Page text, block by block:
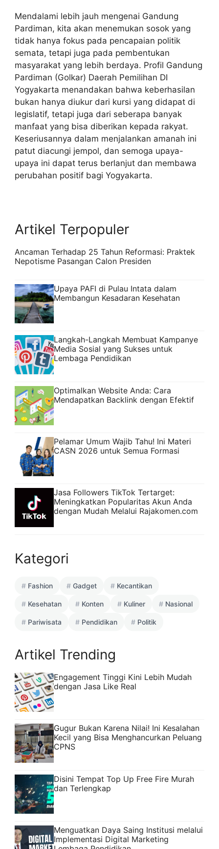
Mendalami lebih jauh mengenai Gandung
Pardiman, kita akan menemukan sosok yang
tidak hanya fokus pada pencapaian politik
semata, tetapi juga pada pembentukan
masyarakat yang lebih berdaya. Profil Gandung
Pardiman (Golkar) Daerah Pemilihan DI
Yogyakarta menandakan bahwa keberhasilan
bukan hanya diukur dari kursi yang didapat di
legislatif, tetapi juga dari seberapa banyak
manfaat yang bisa diberikan kepada rakyat.
Keseriusannya dalam menjalankan amanah ini
patut diacungi jempol, dan semoga upaya-
upaya ini dapat terus berlanjut dan membawa
perubahan positif bagi Yogyakarta.
Artikel Terpopuler
Ancaman Terhadap 25 Tahun Reformasi: Praktek
Nepotisme Pasangan Calon Presiden
Upaya PAFI di Pulau Intata dalam
Membangun Kesadaran Kesehatan
Langkah-Langkah Membuat Kampanye
Media Sosial yang Sukses untuk
Lembaga Pendidikan
Optimalkan Website Anda: Cara
Mendapatkan Backlink dengan Efektif
Pelamar Umum Wajib Tahu! Ini Materi
CASN 2026 untuk Semua Formasi
Jasa Followers TikTok Tertarget:
Meningkatkan Popularitas Akun Anda
dengan Mudah Melalui Rajakomen.com
Kategori
Fashion Gadget Kecantikan
Kesehatan Konten Kuliner Nasional
Pariwisata Pendidikan Politik
Artikel Trending
Engagement Tinggi Kini Lebih Mudah
dengan Jasa Like Real
Gugur Bukan Karena Nilai! Ini Kesalahan
Kecil yang Bisa Menghancurkan Peluang
CPNS
Disini Tempat Top Up Free Fire Murah
dan Terlengkap
Menguatkan Daya Saing Institusi melalui
Implementasi Digital Marketing